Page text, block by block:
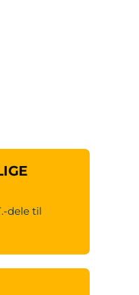
dele til